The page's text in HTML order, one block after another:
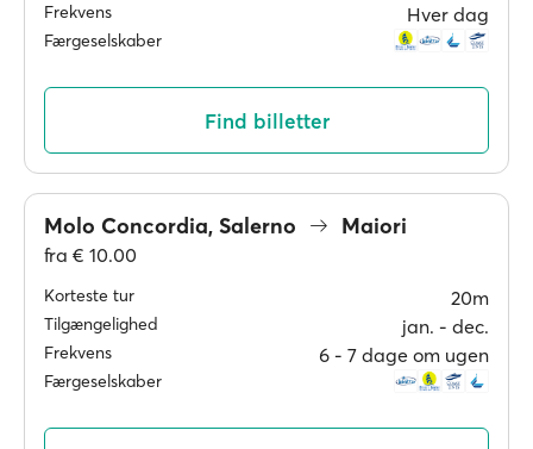
Frekvens Hver dag
Færgeselskaber
Find billetter
Molo Concordia, Salerno Maiori
fra € 10.00
Korteste tur 20m
Tilgængelighed jan. ‐ dec.
Frekvens 6 ‐ 7 dage om ugen
Færgeselskaber